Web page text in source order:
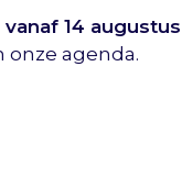
vanaf 14 augustus
onze agenda.